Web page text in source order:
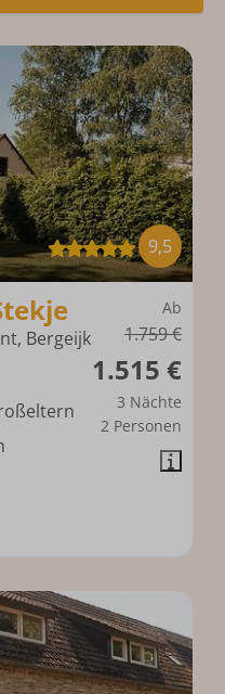
9,5
Ab
1.759 €
1.515 €
3 Nächte
2 Personen
Bergeijk